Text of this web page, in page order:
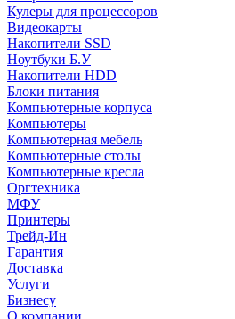
Кулеры для процессоров
Видеокарты
Накопители SSD
Ноутбуки Б.У
Накопители HDD
Блоки питания
Компьютерные корпуса
Компьютеры
Компьютерная мебель
Компьютерные столы
Компьютерные кресла
Оргтехника
МФУ
Принтеры
Трейд-Ин
Гарантия
Доставка
Услуги
Бизнесу
О компании